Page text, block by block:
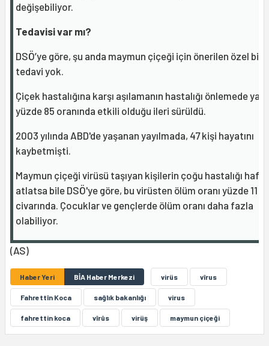
değişebiliyor.
Tedavisi var mı?
DSÖ’ye göre, şu anda maymun çiçeği için önerilen özel bir
tedavi yok.
Çiçek hastalığına karşı aşılamanın hastalığı önlemede
yüzde 85 oranında etkili olduğu ileri sürüldü.
2003 yılında ABD'de yaşanan yayılmada, 47 kişi hayatını
kaybetmişti.
Maymun çiçeği virüsü taşıyan kişilerin çoğu hastalığı hafif
atlatsa bile DSÖ'ye göre, bu virüsten ölüm oranı yüzde 11
civarında. Çocuklar ve gençlerde ölüm oranı daha fazla
olabiliyor.
(AS)
Haber Yeri BİA Haber Merkezi virüs vîrus
Fahrettîn Koca sağlık bakanlığı virus
fahrettin koca vîrûs virüş maymun çiçeği